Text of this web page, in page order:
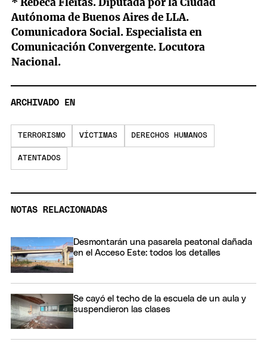
Autónoma de Buenos Aires de LLA.
Comunicadora Social. Especialista en
Comunicación Convergente. Locutora
Nacional.
ARCHIVADO EN
TERRORISMO VÍCTIMAS DERECHOS HUMANOS
ATENTADOS
NOTAS RELACIONADAS
Desmontarán una pasarela peatonal dañada
en el Acceso Este: todos los detalles
Se cayó el techo de la escuela de un aula y
suspendieron las clases